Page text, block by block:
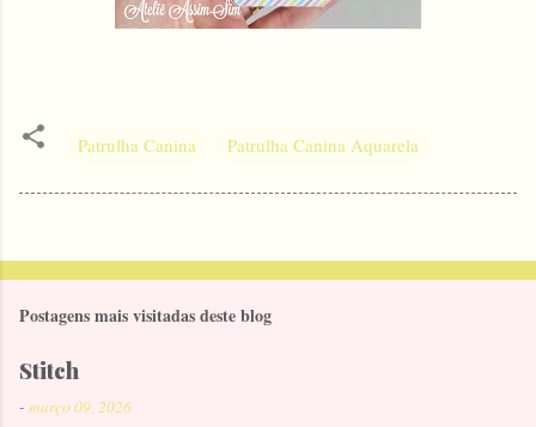
Patrulha Canina Patrulha Canina Aquarela
Postagens mais visitadas deste blog
Stitch
- março 09, 2026